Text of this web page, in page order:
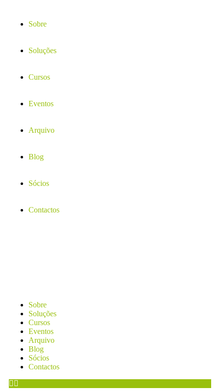
Sobre
Soluções
Cursos
Eventos
Arquivo
Blog
Sócios
Contactos
Sobre
Soluções
Cursos
Eventos
Arquivo
Blog
Sócios
Contactos